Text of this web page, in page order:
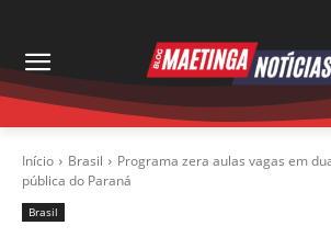
Início Brasil
Programa zera aulas vagas em
pública do Paraná
Brasil